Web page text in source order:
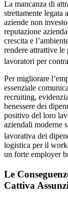
La mancanza di
strettamente
aziende non
reputazione
crescita e
rendere attrattive
lavoratori per
Per migliorare
essenziale
recruiting,
benessere dei
positivo del loro
aziendali moderne
lavorativa dei
logistica per il
un forte employer
Le
Cattiva